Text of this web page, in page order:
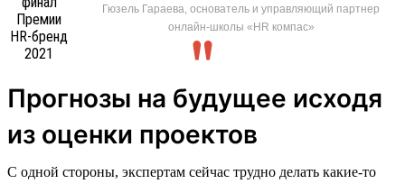
Гюзель Гараева, основатель и управляющий партнер
онлайн-школы «HR компас»
Прогнозы на будущее исходя
из оценки проектов
С одной стороны, экспертам сейчас трудно делать какие-то